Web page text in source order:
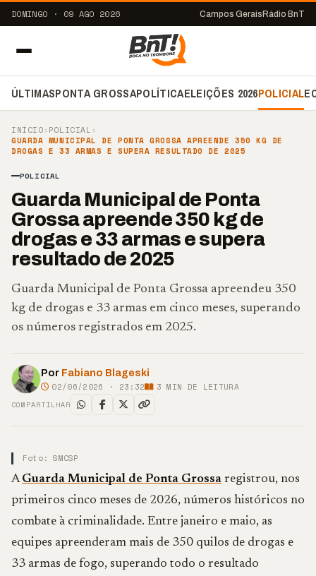
DOMINGO · 09 AGO 2026 Campos Gerais Rádio BnT
ÚLTIMASPONTA GROSSAPOLÍTICAELEIÇÕES 2026POLICIAL
INÍCIO›POLICIAL ›
GUARDA MUNICIPAL DE PONTA GROSSA APREENDE 350 KG DE
DROGAS E 33 ARMAS E SUPERA RESULTADO DE 2025
POLICIAL
Guarda Municipal de Ponta
Grossa apreende 350 kg de
drogas e 33 armas e supera
resultado de 2025
Guarda Municipal de Ponta Grossa apreendeu 350
kg de drogas e 33 armas em cinco meses, superando
os números registrados em 2025.
Por Fabiano Blageski
02/06/2026 · 23:32 3 MIN DE LEITURA
COMPARTILHAR
Foto: SMCSP
AGuarda Municipal de Ponta Grossa registrou, nos
primeiros cinco meses de 2026, números históricos no
combate à criminalidade. Entre janeiro e maio, as
equipes apreenderam mais de 350 quilos de drogas e
33 armas de fogo, superando todo o resultado